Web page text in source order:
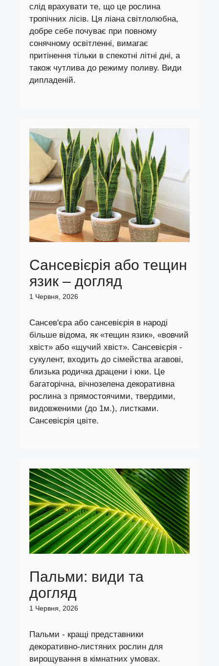
слід врахувати те, що це рослина
тропічних лісів. Ця ліана світлолюбна,
добре себе почуває при повному
сонячному освітленні, вимагає
притінення тільки в спекотні літні дні, а
також чутлива до режиму поливу. Види
дипладеній.
Сансевієрія або тещин
язик – догляд
1 Червня, 2026
Сансев'єра або сансевієрія в народі
більше відома, як «тещин язик», «вовчий
хвіст» або «щучий хвіст». Сансевієрія -
сукулент, входить до сімейства агавові,
близька родичка драцени і юки. Це
багаторічна, вічнозелена декоративна
рослина з прямостоячими, твердими,
видовженими (до 1м.), листками.
Сансевієрія цвіте.
Пальми: види та
догляд
1 Червня, 2026
Пальми - кращі представники
декоративно-листяних рослин для
вирощування в кімнатних умовах.